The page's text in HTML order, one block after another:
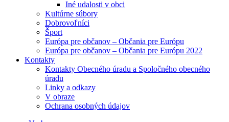
Iné udalosti v obci
Kultúrne súbory
Dobrovoľníci
Šport
Európa pre občanov – Občania pre Európu
Európa pre občanov – Občania pre Európu 2022
Kontakty
Kontakty Obecného úradu a Spoločného obecného
úradu
Linky a odkazy
V obraze
Ochrana osobných údajov